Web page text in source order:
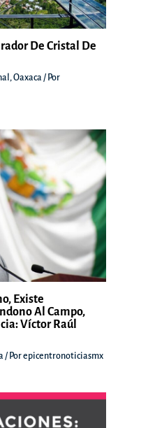
De Cristal De
,Oaxaca / Por
Existe
Al Campo,
Víctor Raúl
/ Porepicentronoticiasmx